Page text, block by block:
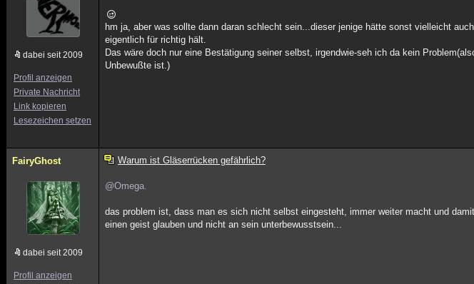
dabei seit 2009
Profil anzeigen
Private Nachricht
Link kopieren
Lesezeichen setzen
hm ja, aber was sollte dann daran schlecht sein...dieser jenige hätte sonst vielleicht
eigentlich für richtig hält.
Das wäre doch nur eine Bestätigung seiner selbst, irgendwie-seh ich da kein
Unbewußte ist.)
FairyGhost
dabei seit 2009
Profil anzeigen
Warum ist Gläserrücken gefährlich?
@Omega.
das problem ist, dass man es sich nicht selbst eingesteht, immer weiter macht und
einen geist glauben und nicht an sein unterbewusstsein...